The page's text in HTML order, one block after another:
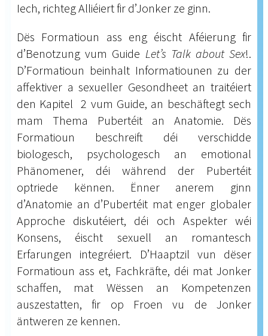
Iech, richteg Alliéiert fir d’Jonker ze ginn.
Dës Formatioun ass eng éischt Aféierung fir
d’Benotzung vum Guide Let’s Talk about Sex!.
D’Formatioun beinhalt Informatiounen zu der
affektiver a sexueller Gesondheet an traitéiert
den Kapitel 2 vum Guide, an beschäftegt sech
mam Thema Pubertéit an Anatomie. Dës
Formatioun beschreift déi verschidde
biologesch, psychologesch an emotional
Phänomener, déi während der Pubertéit
optriede kënnen. Ënner anerem ginn
d’Anatomie an d’Pubertéit mat enger globaler
Approche diskutéiert, déi och Aspekter wéi
Konsens, éischt sexuell an romantesch
Erfarungen integréiert. D’Haaptzil vun dëser
Formatioun ass et, Fachkräfte, déi mat Jonker
schaffen, mat Wëssen an Kompetenzen
auszestatten, fir op Froen vu de Jonker
äntweren ze kennen.